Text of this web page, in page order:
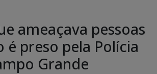
ameaçava pessoas
preso pela Polícia
Grande